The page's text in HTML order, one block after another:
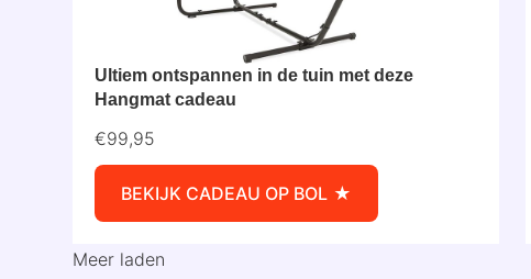
Ultiem ontspannen in de tuin met deze
Hangmat cadeau
€99,95
BEKIJK CADEAU OP BOL
Meer laden